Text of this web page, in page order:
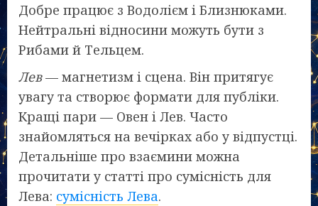
Добре працює з Водолієм і Близнюками.
Нейтральні відносини можуть бути з
Рибами й Тельцем.
Лев— магнетизм і сцена. Він притягує
увагу та створює формати для публіки.
Кращі пари — Овен і Лев. Часто
знайомляться на вечірках або у відпустці.
Детальніше про взаємини можна
прочитати у статті про сумісність для
Лева: сумісність Лева.